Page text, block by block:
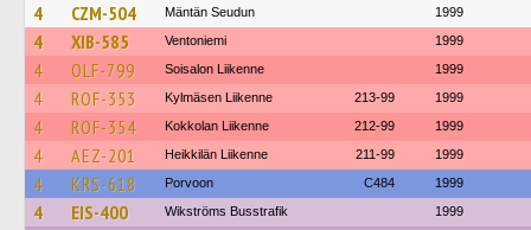
4 CZM-504 Mäntän Seudun 1999
4 XIB-585 Ventoniemi 1999
4 OLF-799 Soisalon Liikenne 1999
4 ROF-353 Kylmäsen Liikenne 213-99 1999
4 ROF-354 Kokkolan Liikenne 212-99 1999
4 AEZ-201 Heikkilän Liikenne 211-99 1999
4 KRS-618 Porvoon C484 1999
4 EIS-400 Wikströms Busstrafik 1999